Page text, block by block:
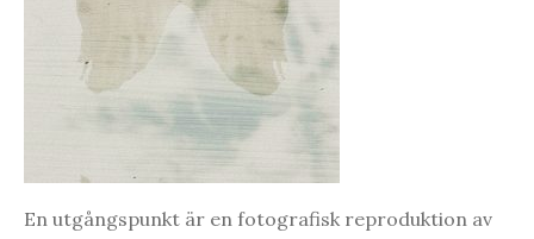
En utgångspunkt är en fotografisk reproduktion av